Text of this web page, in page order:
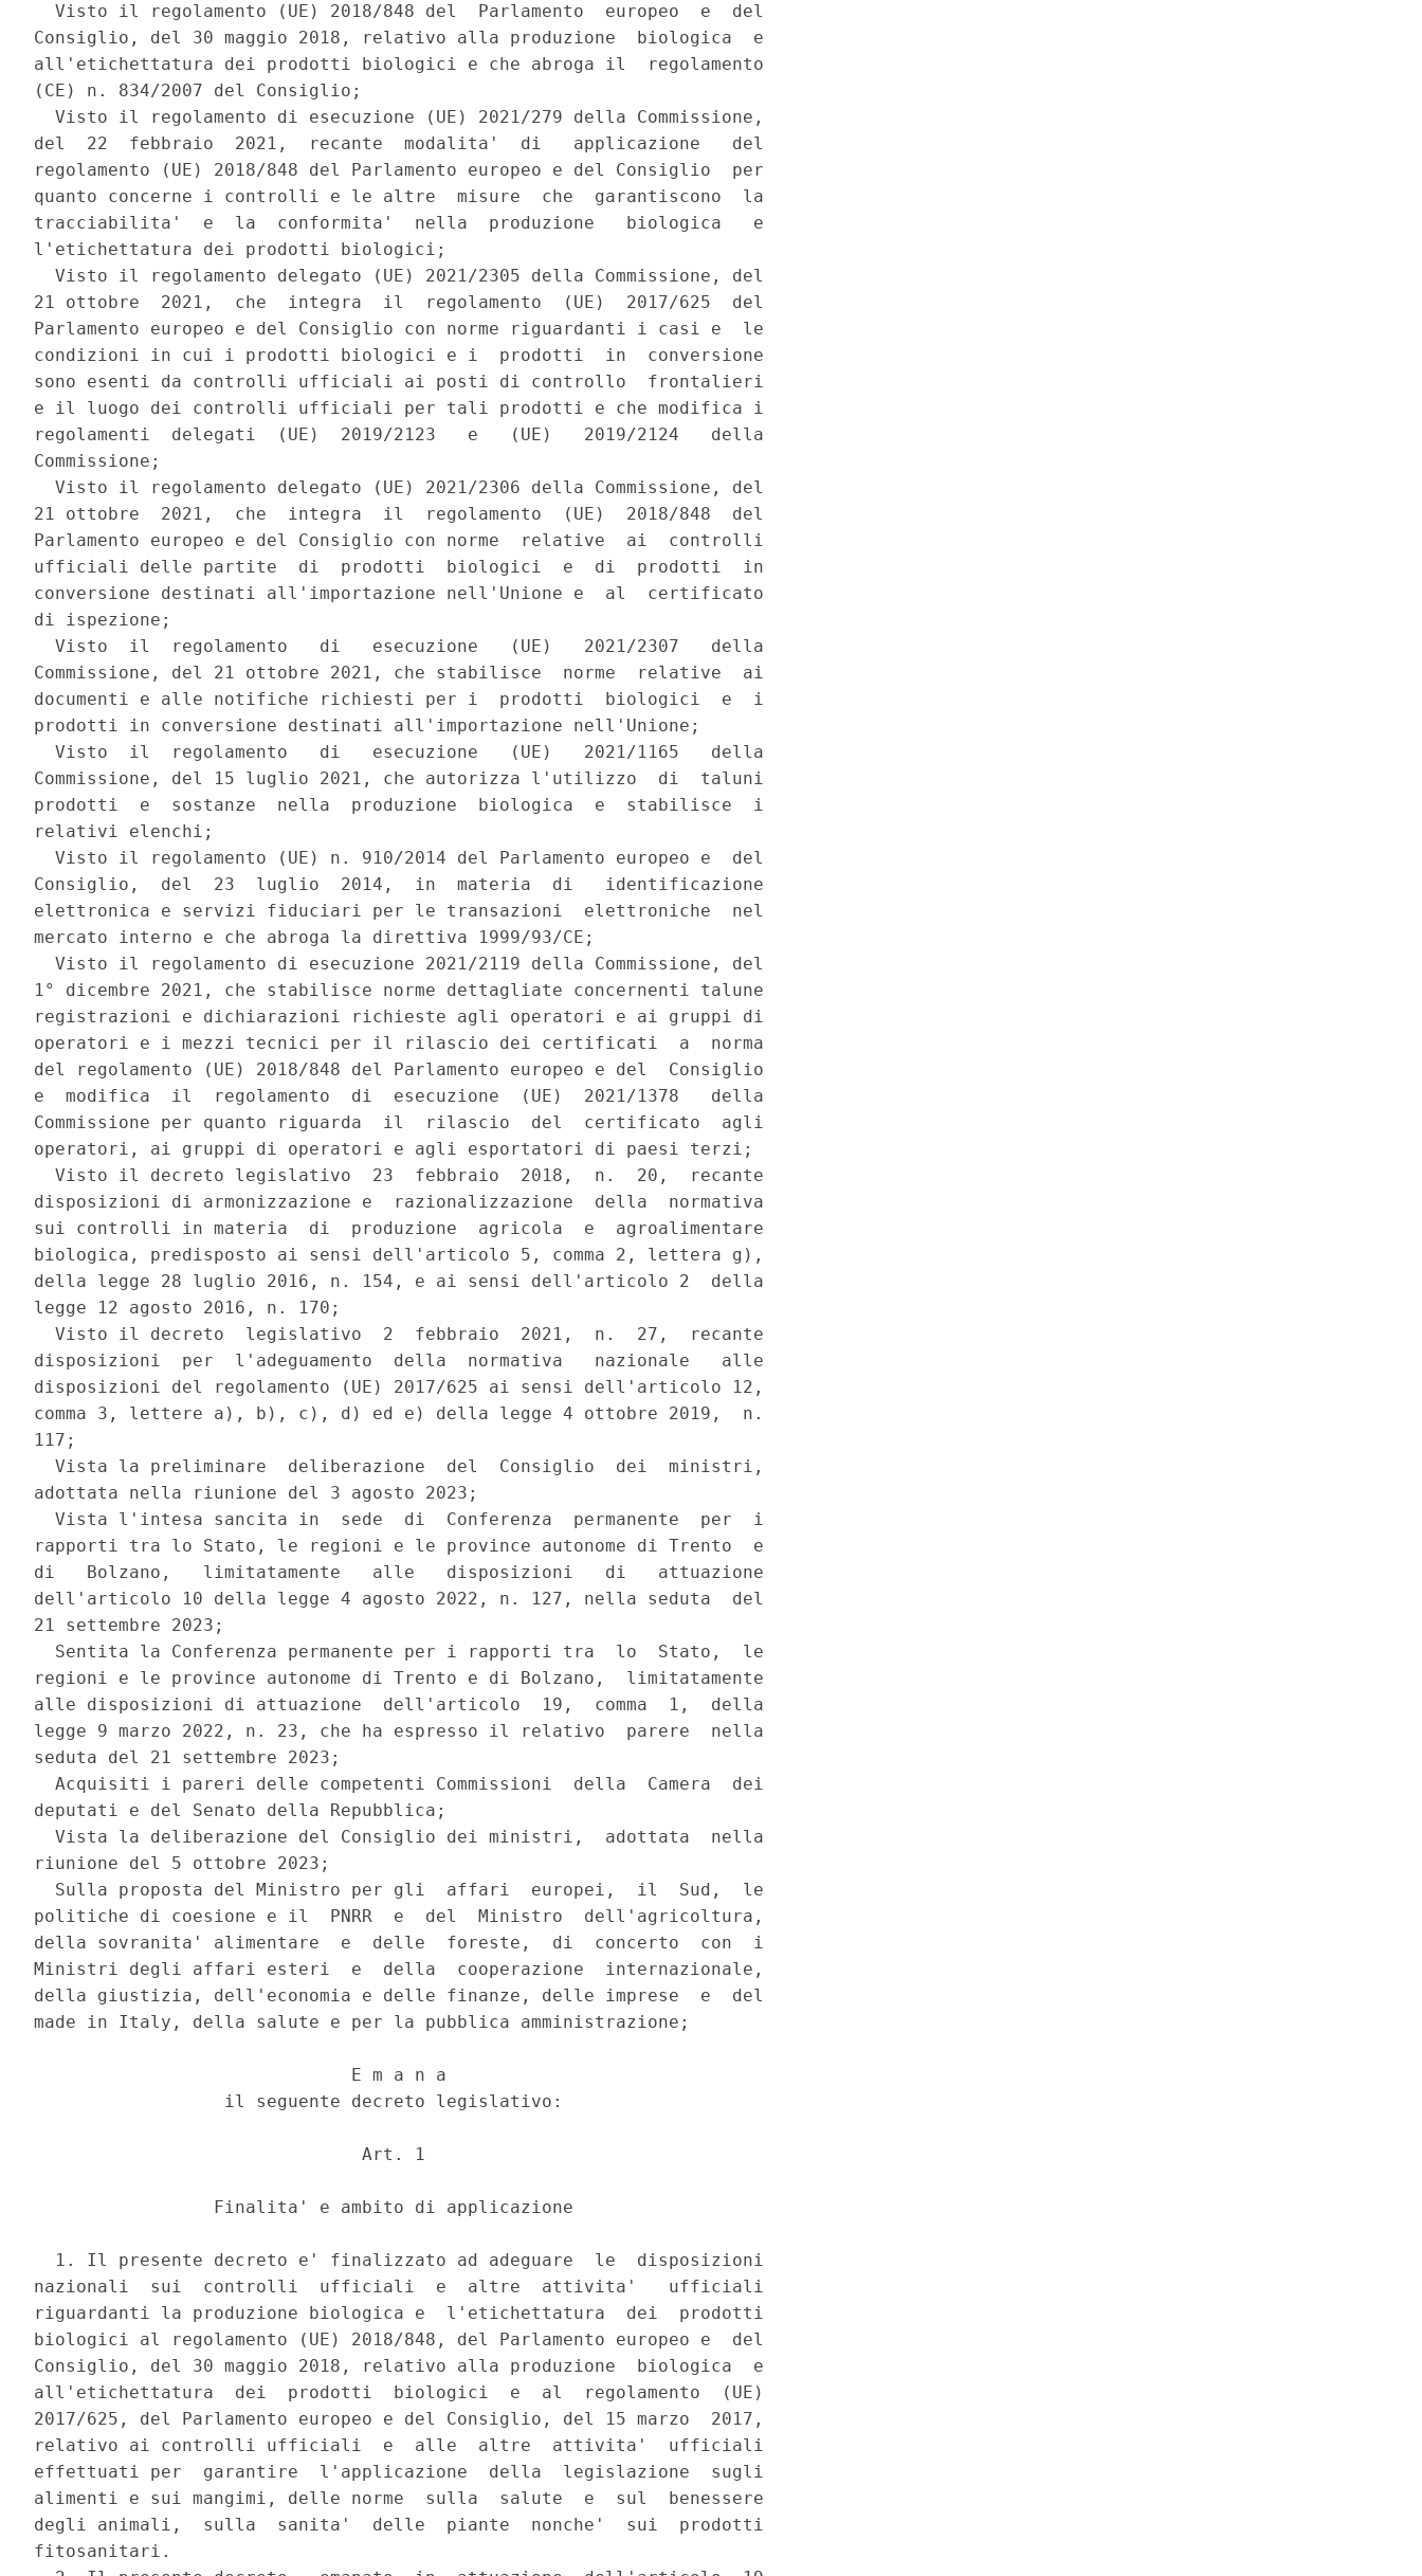
  Visto il regolamento (UE) 2018/848 del  Parlamento  europeo  e  del
Consiglio, del 30 maggio 2018, relativo alla produzione  biologica  e
all'etichettatura dei prodotti biologici e che abroga il  regolamento
(CE) n. 834/2007 del Consiglio;
  Visto il regolamento di esecuzione (UE) 2021/279 della Commissione,
del  22  febbraio  2021,  recante  modalita'  di   applicazione   del
regolamento (UE) 2018/848 del Parlamento europeo e del Consiglio  per
quanto concerne i controlli e le altre  misure  che  garantiscono  la
tracciabilita'  e  la  conformita'  nella  produzione   biologica   e
l'etichettatura dei prodotti biologici;
  Visto il regolamento delegato (UE) 2021/2305 della Commissione, del
21 ottobre  2021,  che  integra  il  regolamento  (UE)  2017/625  del
Parlamento europeo e del Consiglio con norme riguardanti i casi e  le
condizioni in cui i prodotti biologici e i  prodotti  in  conversione
sono esenti da controlli ufficiali ai posti di controllo  frontalieri
e il luogo dei controlli ufficiali per tali prodotti e che modifica i
regolamenti  delegati  (UE)  2019/2123   e   (UE)   2019/2124   della
Commissione;
  Visto il regolamento delegato (UE) 2021/2306 della Commissione, del
21 ottobre  2021,  che  integra  il  regolamento  (UE)  2018/848  del
Parlamento europeo e del Consiglio con norme  relative  ai  controlli
ufficiali delle partite  di  prodotti  biologici  e  di  prodotti  in
conversione destinati all'importazione nell'Unione e  al  certificato
di ispezione;
  Visto  il  regolamento   di   esecuzione   (UE)   2021/2307   della
Commissione, del 21 ottobre 2021, che stabilisce  norme  relative  ai
documenti e alle notifiche richiesti per i  prodotti  biologici  e  i
prodotti in conversione destinati all'importazione nell'Unione;
  Visto  il  regolamento   di   esecuzione   (UE)   2021/1165   della
Commissione, del 15 luglio 2021, che autorizza l'utilizzo  di  taluni
prodotti  e  sostanze  nella  produzione  biologica  e  stabilisce  i
relativi elenchi;
  Visto il regolamento (UE) n. 910/2014 del Parlamento europeo e  del
Consiglio,  del  23  luglio  2014,  in  materia  di   identificazione
elettronica e servizi fiduciari per le transazioni  elettroniche  nel
mercato interno e che abroga la direttiva 1999/93/CE;
  Visto il regolamento di esecuzione 2021/2119 della Commissione, del
1° dicembre 2021, che stabilisce norme dettagliate concernenti talune
registrazioni e dichiarazioni richieste agli operatori e ai gruppi di
operatori e i mezzi tecnici per il rilascio dei certificati  a  norma
del regolamento (UE) 2018/848 del Parlamento europeo e del  Consiglio
e  modifica  il  regolamento  di  esecuzione  (UE)  2021/1378   della
Commissione per quanto riguarda  il  rilascio  del  certificato  agli
operatori, ai gruppi di operatori e agli esportatori di paesi terzi;
  Visto il decreto legislativo  23  febbraio  2018,  n.  20,  recante
disposizioni di armonizzazione e  razionalizzazione  della  normativa
sui controlli in materia  di  produzione  agricola  e  agroalimentare
biologica, predisposto ai sensi dell'articolo 5, comma 2, lettera g),
della legge 28 luglio 2016, n. 154, e ai sensi dell'articolo 2  della
legge 12 agosto 2016, n. 170;
  Visto il decreto  legislativo  2  febbraio  2021,  n.  27,  recante
disposizioni  per  l'adeguamento  della  normativa   nazionale   alle
disposizioni del regolamento (UE) 2017/625 ai sensi dell'articolo 12,
comma 3, lettere a), b), c), d) ed e) della legge 4 ottobre 2019,  n.
117;
  Vista la preliminare  deliberazione  del  Consiglio  dei  ministri,
adottata nella riunione del 3 agosto 2023;
  Vista l'intesa sancita in  sede  di  Conferenza  permanente  per  i
rapporti tra lo Stato, le regioni e le province autonome di Trento  e
di   Bolzano,   limitatamente   alle   disposizioni   di   attuazione
dell'articolo 10 della legge 4 agosto 2022, n. 127, nella seduta  del
21 settembre 2023;
  Sentita la Conferenza permanente per i rapporti tra  lo  Stato,  le
regioni e le province autonome di Trento e di Bolzano,  limitatamente
alle disposizioni di attuazione  dell'articolo  19,  comma  1,  della
legge 9 marzo 2022, n. 23, che ha espresso il relativo  parere  nella
seduta del 21 settembre 2023;
  Acquisiti i pareri delle competenti Commissioni  della  Camera  dei
deputati e del Senato della Repubblica;
  Vista la deliberazione del Consiglio dei ministri,  adottata  nella
riunione del 5 ottobre 2023;
  Sulla proposta del Ministro per gli  affari  europei,  il  Sud,  le
politiche di coesione e il  PNRR  e  del  Ministro  dell'agricoltura,
della sovranita' alimentare  e  delle  foreste,  di  concerto  con  i
Ministri degli affari esteri  e  della  cooperazione  internazionale,
della giustizia, dell'economia e delle finanze, delle imprese  e  del
made in Italy, della salute e per la pubblica amministrazione;
                              E m a n a
                  il seguente decreto legislativo:
                               Art. 1
                 Finalita' e ambito di applicazione
  1. Il presente decreto e' finalizzato ad adeguare  le  disposizioni
nazionali  sui  controlli  ufficiali  e  altre  attivita'   ufficiali
riguardanti la produzione biologica e  l'etichettatura  dei  prodotti
biologici al regolamento (UE) 2018/848, del Parlamento europeo e  del
Consiglio, del 30 maggio 2018, relativo alla produzione  biologica  e
all'etichettatura  dei  prodotti  biologici  e  al  regolamento  (UE)
2017/625, del Parlamento europeo e del Consiglio, del 15 marzo  2017,
relativo ai controlli ufficiali  e  alle  altre  attivita'  ufficiali
effettuati per  garantire  l'applicazione  della  legislazione  sugli
alimenti e sui mangimi, delle norme  sulla  salute  e  sul  benessere
degli animali,  sulla  sanita'  delle  piante  nonche'  sui  prodotti
fitosanitari.